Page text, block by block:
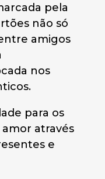
pela
não só
amigos
nos
para os
através
e